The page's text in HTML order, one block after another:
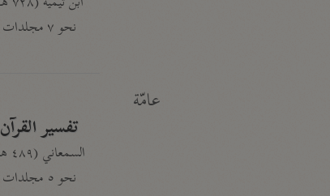
نحو ٧ مجلدات
عامّة
تفسير القرآن
السمعاني (٤٨٩ هـ)
نحو ٥ مجلدات